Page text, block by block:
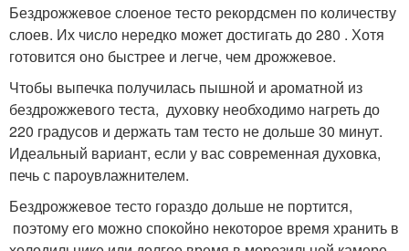
Бездрожжевое слоеное тесто рекордсмен по количеству
слоев. Их число нередко может достигать до 280 . Хотя
готовится оно быстрее и легче, чем дрожжевое.
Чтобы выпечка получилась пышной и ароматной из
бездрожжевого теста, духовку необходимо нагреть до
220 градусов и держать там тесто не дольше 30 минут.
Идеальный вариант, если у вас современная духовка,
печь с пароувлажнителем.
Бездрожжевое тесто гораздо дольше не портится,
поэтому его можно спокойно некоторое время хранить в